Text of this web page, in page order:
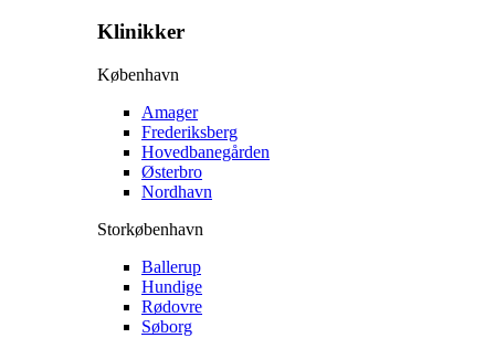
Klinikker
København
Amager
Frederiksberg
Hovedbanegården
Østerbro
Nordhavn
Storkøbenhavn
Ballerup
Hundige
Rødovre
Søborg